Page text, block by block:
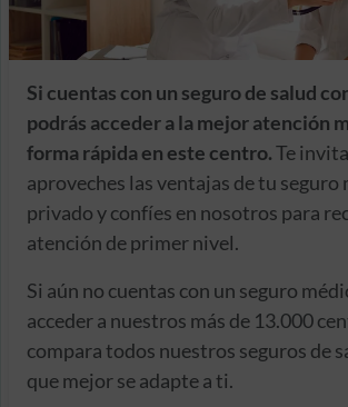
Si cuentas con un seguro de salud
podrás acceder a la mejor atención
forma rápida en este centro.Te
aproveches las ventajas de tu seguro
privado y confíes en nosotros para
atención de primer nivel.
Si aún no cuentas con un seguro
acceder a nuestros más de 13.000
compara todos nuestros seguros de
que mejor se adapte a ti.